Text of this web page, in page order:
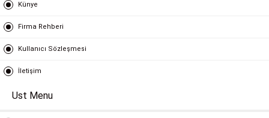
Künye
Firma Rehberi
Kullanıcı Sözleşmesi
İletişim
Ust Menu